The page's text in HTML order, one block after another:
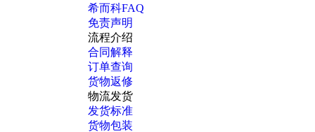
希而科FAQ
免责声明
流程介绍
合同解释
订单查询
货物返修
物流发货
发货标准
货物包装